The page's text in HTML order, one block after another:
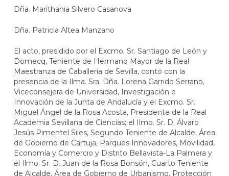
Dña. Marithania Silvero Casanova
Dña. Patricia Altea Manzano
El acto, presidido por el Excmo. Sr. Santiago de León y
Domecq, Teniente de Hermano Mayor de la Real
Maestranza de Caballería de Sevilla, contó con la
presencia de la Ilma. Sra. Dña. Lorena Garrido Serrano,
Viceconsejera de Universidad, Investigación e
Innovación de la Junta de Andalucía y el Excmo. Sr.
Miguel Ángel de la Rosa Acosta, Presidente de la Real
Academia Sevillana de Ciencias; el Ilmo. Sr. D. Álvaro
Jesús Pimentel Siles, Segundo Teniente de Alcalde, Área
de Gobierno de Cartuja, Parques Innovadores, Movilidad,
Economía y Comercio y Distrito Bellavista-La Palmera y
el Ilmo. Sr. D. Juan de la Rosa Bonsón, Cuarto Teniente
de Alcalde, Área de Gobierno de Urbanismo, Protección